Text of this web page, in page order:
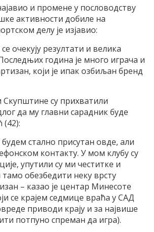
и промене у пословодству
активности добиле на
делу је изјавио:
очекују резултати и велика
година је много играча и
који је ипак озбиљан бренд
су прихватили
да му главни сарадник буде
(42):
стално присутан овде, али
контакту. У мом клубу су
упутили су ми честитке и
обезбедити неку врсту
– казао је центар Минесоте
се крајем седмице враћа у САД
приводи крају и за највише
потпуно спреман да игра).